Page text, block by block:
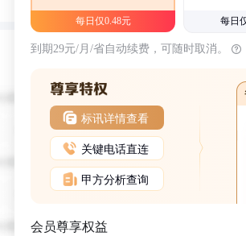
每日仅0.48元 每日
到期29元/月/省自动续费，可随时取消。
标讯详情查看
关键电话直连
甲方分析查询
会员尊享权益